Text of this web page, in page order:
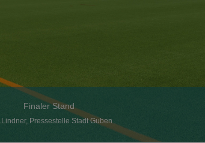
Finaler Stand
Pressestelle Stadt Guben